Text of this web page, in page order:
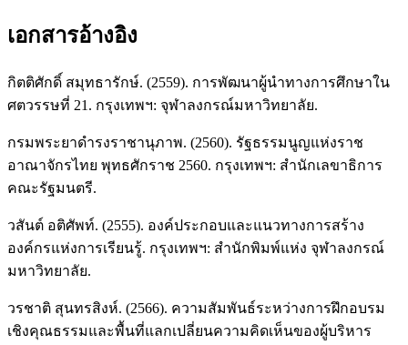
เอกสารอ้างอิง
กิตติศักดิ์ สมุทธารักษ์. (2559). การพัฒนาผู้นำทางการศึกษาใน
ศตวรรษที่ 21. กรุงเทพฯ: จุฬาลงกรณ์มหาวิทยาลัย.
กรมพระยาดำรงราชานุภาพ. (2560). รัฐธรรมนูญแห่งราช
อาณาจักรไทย พุทธศักราช 2560. กรุงเทพฯ: สำนักเลขาธิการ
คณะรัฐมนตรี.
วสันต์ อติศัพท์. (2555). องค์ประกอบและแนวทางการสร้าง
องค์กรแห่งการเรียนรู้. กรุงเทพฯ: สำนักพิมพ์แห่ง จุฬาลงกรณ์
มหาวิทยาลัย.
วรชาติ สุนทรสิงห์. (2566). ความสัมพันธ์ระหว่างการฝึกอบรม
เชิงคุณธรรมและพื้นที่แลกเปลี่ยนความคิดเห็นของผู้บริหาร